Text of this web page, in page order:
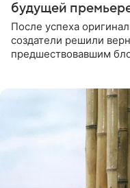
будущей
После успеха
создатели решили
предшествовавшим